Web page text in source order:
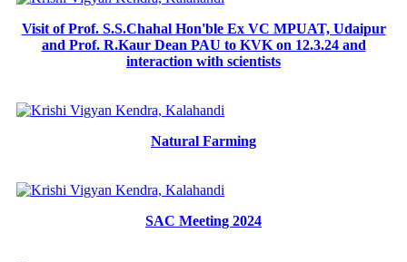
Visit of Prof. S.S.Chahal Hon'ble Ex VC MPUAT, Udaipur
and Prof. R.Kaur Dean PAU to KVK on 12.3.24 and
interaction with scientists
Natural Farming
SAC Meeting 2024